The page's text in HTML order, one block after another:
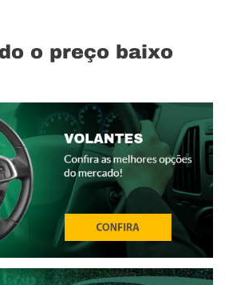
o preço baixo